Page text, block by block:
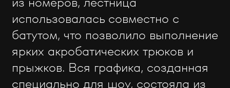
использовалась совместно с
батутом, что позволило выполнение
ярких акробатических трюков и
прыжков. Вся графика, созданная
специально для шоу, состояла из